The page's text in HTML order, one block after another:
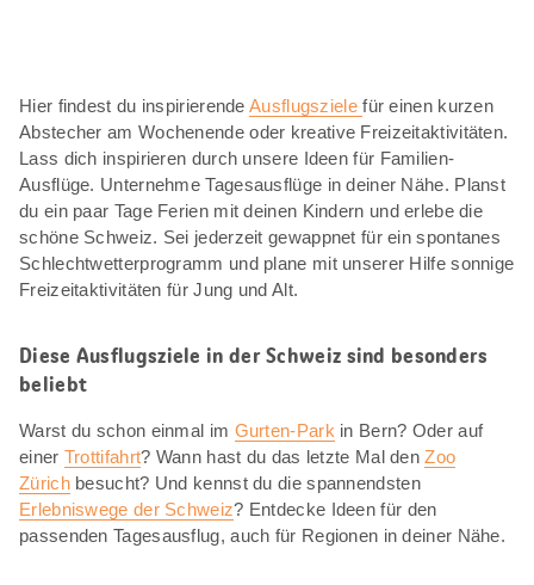
Hier findest du inspirierendeAusflugszielefür einen kurzen
Abstecher am Wochenende oder kreative Freizeitaktivitäten.
Lass dich inspirieren durch unsere Ideen für Familien-
Ausflüge. Unternehme Tagesausflüge in deiner Nähe. Planst
du ein paar Tage Ferien mit deinen Kindern und erlebe die
schöne Schweiz. Sei jederzeit gewappnet für ein spontanes
Schlechtwetterprogramm und plane mit unserer Hilfe sonnige
Freizeitaktivitäten für Jung und Alt.
Diese Ausflugsziele in der Schweiz sind besonders
beliebt
Warst du schon einmal im Gurten-Park in Bern? Oder auf
einer Trottifahrt? Wann hast du das letzte Mal denZoo
Zürichbesucht? Und kennst du die spannendsten
Erlebniswege der Schweiz? Entdecke Ideen für den
passenden Tagesausflug, auch für Regionen in deiner Nähe.